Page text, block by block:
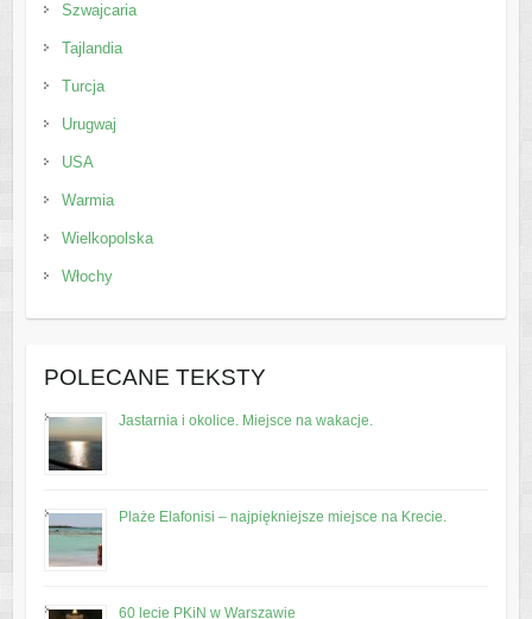
Szwajcaria
Tajlandia
Turcja
Urugwaj
USA
Warmia
Wielkopolska
Włochy
POLECANE TEKSTY
Jastarnia i okolice. Miejsce na wakacje.
Plaże Elafonisi – najpiękniejsze miejsce na Krecie.
60 lecie PKiN w Warszawie